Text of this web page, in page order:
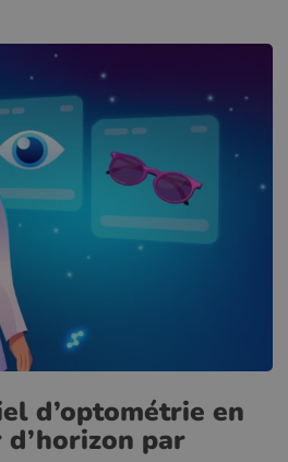
d’optométrie en
par